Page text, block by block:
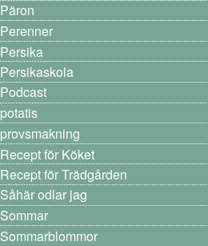
Päron
Perenner
Persika
Persikaskola
Podcast
potatis
provsmakning
Recept för Köket
Recept för Trädgården
Såhär odlar jag
Sommar
Sommarblommor